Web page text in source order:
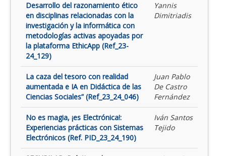
Desarrollo del razonamiento ético
en disciplinas relacionadas con la
investigación y la informática con
metodologías activas apoyadas por
la plataforma EthicApp (Ref_23-
24_129)
Yannis
Dimitriadis
La caza del tesoro con realidad
aumentada e IA en Didáctica de las
Ciencias Sociales” (Ref_23_24_046)
Juan Pablo
De Castro
Fernández
No es magia, ¡es Electrónica!:
Experiencias prácticas con Sistemas
Electrónicos (Ref. PID_23_24_190)
Iván Santos
Tejido